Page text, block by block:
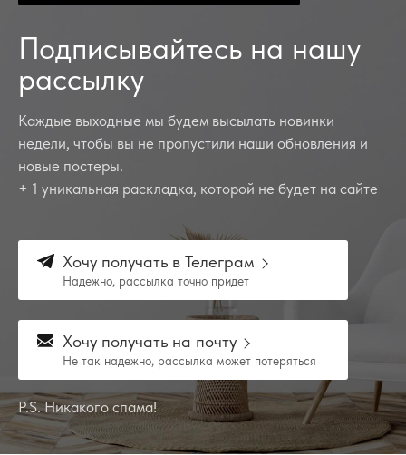
Подписывайтесь на нашу
рассылку
Каждые выходные мы будем высылать новинки
недели, чтобы вы не пропустили наши обновления и
новые постеры.
+ 1 уникальная раскладка, которой не будет на сайте
Хочу получать в Телеграм
Надежно, рассылка точно придет
Хочу получать на почту
Не так надежно, рассылка может потеряться
P.S. Никакого спама!